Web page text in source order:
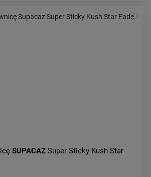
SUPACAZ Super Sticky Kush Star